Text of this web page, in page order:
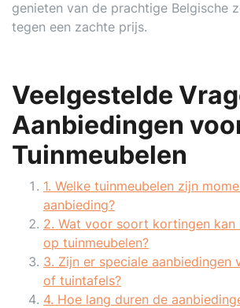
genieten van de prachtige Belgische
tegen een zachte prijs.
Veelgestelde
Aanbiedingen
Tuinmeubelen
1. Welke tuinmeubelen zijn
aanbieding?
2. Wat voor soort kortingen kan
op tuinmeubelen?
3. Zijn er speciale aanbiedingen
of tuintafels?
4. Hoe lang duren de